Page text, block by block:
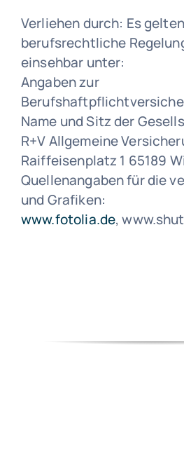
Verliehen durch: Es
berufsrechtliche
einsehbar unter:
Angaben zur
Name und Sitz der
R+V Allgemeine
Raiffeisenplatz 1 65189
Quellenangaben für die
und Grafiken:
www.fotolia.de,